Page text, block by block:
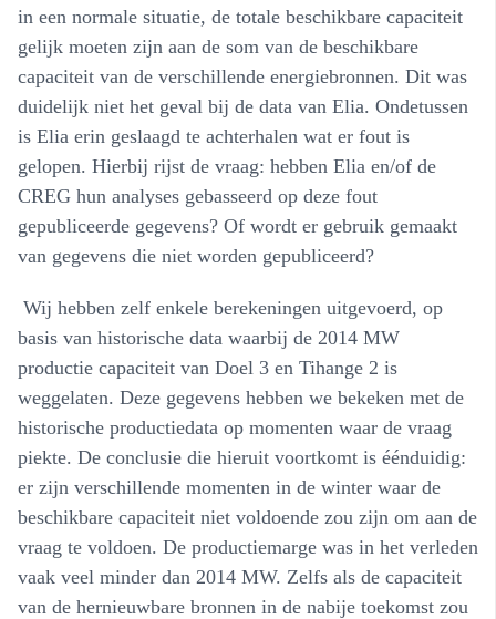
in een normale situatie, de totale beschikbare capaciteit
gelijk moeten zijn aan de som van de beschikbare
capaciteit van de verschillende energiebronnen. Dit was
duidelijk niet het geval bij de data van Elia. Ondetussen
is Elia erin geslaagd te achterhalen wat er fout is
gelopen. Hierbij rijst de vraag: hebben Elia en/of de
CREG hun analyses gebasseerd op deze fout
gepubliceerde gegevens? Of wordt er gebruik gemaakt
van gegevens die niet worden gepubliceerd?
Wij hebben zelf enkele berekeningen uitgevoerd, op
basis van historische data waarbij de 2014 MW
productie capaciteit van Doel 3 en Tihange 2 is
weggelaten. Deze gegevens hebben we bekeken met de
historische productiedata op momenten waar de vraag
piekte. De conclusie die hieruit voortkomt is éénduidig:
er zijn verschillende momenten in de winter waar de
beschikbare capaciteit niet voldoende zou zijn om aan de
vraag te voldoen. De productiemarge was in het verleden
vaak veel minder dan 2014 MW. Zelfs als de capaciteit
van de hernieuwbare bronnen in de nabije toekomst zou